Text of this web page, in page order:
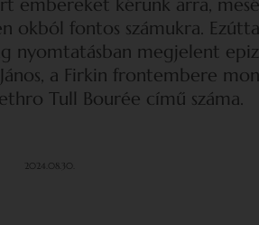
embereket kérünk arra,
okból fontos számukra.
nyomtatásban megjelent
a Firkin frontembere
Tull Bourée című száma.
2024.08.30.